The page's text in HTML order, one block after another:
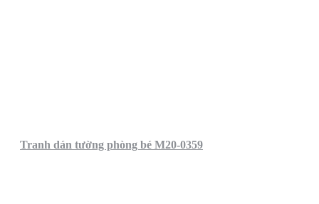
Tranh dán tường phòng bé M20-0359